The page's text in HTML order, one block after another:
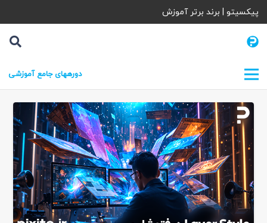
پیکسیتو | برند برتر آموزش
دورههای جامع آموزشی